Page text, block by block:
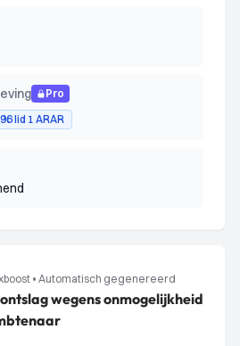
Pro
lid 1 ARAR
• Automatisch gegenereerd
wegens onmogelijkheid